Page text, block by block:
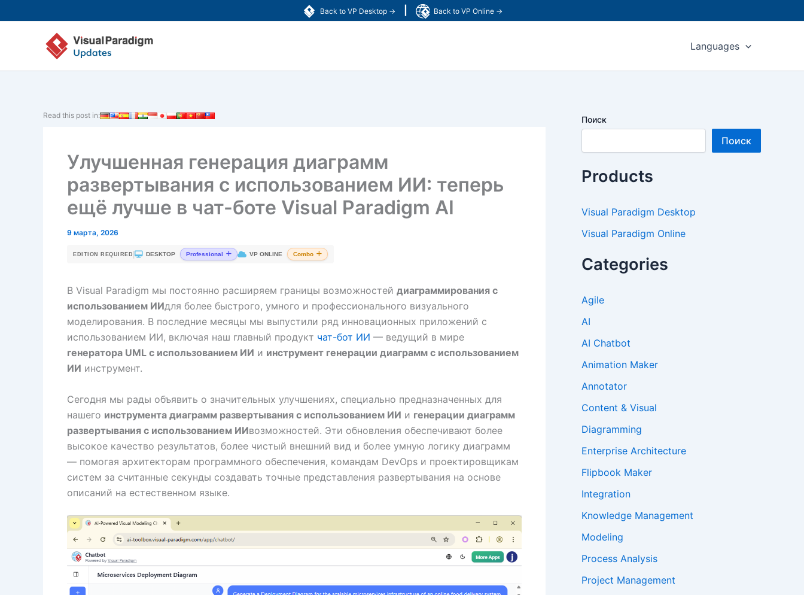
Back to VP Desktop → Back to VP Online →
к
содержимому
Languages
Read this post in:
Улучшенная генерация диаграмм
развертывания с использованием ИИ: теперь
ещё лучше в чат-боте Visual Paradigm AI
9 марта, 2026
EDITION REQUIRED DESKTOP Professional VP ONLINE Combo
В Visual Paradigm мы постоянно расширяем границы возможностей диаграммирования с
использованием ИИдля более быстрого, умного и профессионального визуального
моделирования. В последние месяцы мы выпустили ряд инновационных приложений с
использованием ИИ, включая наш главный продукт чат-бот ИИ — ведущий в мире
генератора UML с использованием ИИ и инструмент генерации диаграмм с использованием
ИИ инструмент.
Сегодня мы рады объявить о значительных улучшениях, специально предназначенных для
нашего инструмента диаграмм развертывания с использованием ИИ и генерации диаграмм
развертывания с использованием ИИвозможностей. Эти обновления обеспечивают более
высокое качество результатов, более чистый внешний вид и более умную логику диаграмм
— помогая архитекторам программного обеспечения, командам DevOps и проектировщикам
систем за считанные секунды создавать точные представления развертывания на основе
описаний на естественном языке.
Поиск
Поиск
Products
Visual Paradigm Desktop
Visual Paradigm Online
Categories
Agile
AI
AI Chatbot
Animation Maker
Annotator
Content & Visual
Diagramming
Enterprise Architecture
Flipbook Maker
Integration
Knowledge Management
Modeling
Process Analysis
Project Management